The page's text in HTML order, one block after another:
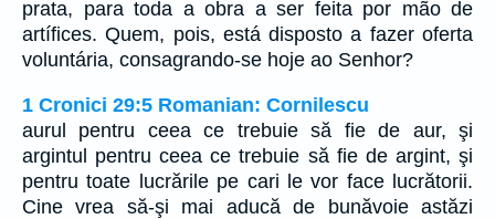
prata, para toda a obra a ser feita por mão de
artífices. Quem, pois, está disposto a fazer oferta
voluntária, consagrando-se hoje ao Senhor?
1 Cronici 29:5 Romanian: Cornilescu
aurul pentru ceea ce trebuie să fie de aur, şi
argintul pentru ceea ce trebuie să fie de argint, şi
pentru toate lucrările pe cari le vor face lucrătorii.
Cine vrea să-şi mai aducă de bunăvoie astăzi